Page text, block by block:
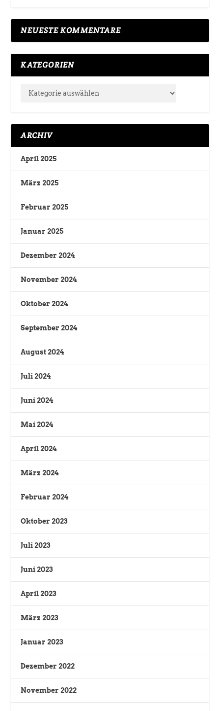
NEUESTE KOMMENTARE
KATEGORIEN
ARCHIV
April 2025
März 2025
Februar 2025
Januar 2025
Dezember 2024
November 2024
Oktober 2024
September 2024
August 2024
Juli 2024
Juni 2024
Mai 2024
April 2024
März 2024
Februar 2024
Oktober 2023
Juli 2023
Juni 2023
April 2023
März 2023
Januar 2023
Dezember 2022
November 2022